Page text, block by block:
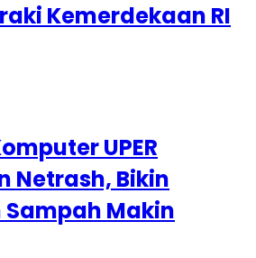
Kemerdekaan RI
UPER
Netrash, Bikin
Makin